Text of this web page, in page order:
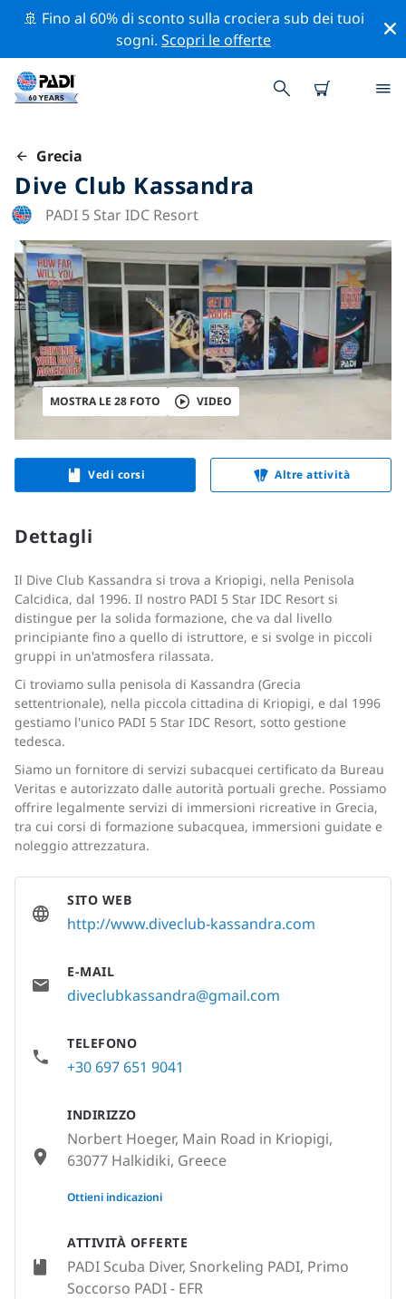
🚢 Fino al 60% di sconto sulla crociera sub dei tuoi
sogni.Scopri le offerte
Grecia
Dive Club Kassandra
PADI 5 Star IDC Resort
MOSTRA LE 28 FOTO VIDEO
Vedi corsi Altre attività
Dettagli
Il Dive Club Kassandra si trova a Kriopigi, nella Penisola
Calcidica, dal 1996. Il nostro PADI 5 Star IDC Resort si
distingue per la solida formazione, che va dal livello
principiante fino a quello di istruttore, e si svolge in piccoli
gruppi in un'atmosfera rilassata.
Ci troviamo sulla penisola di Kassandra (Grecia
settentrionale), nella piccola cittadina di Kriopigi, e dal 1996
gestiamo l'unico PADI 5 Star IDC Resort, sotto gestione
tedesca.
Siamo un fornitore di servizi subacquei certificato da Bureau
Veritas e autorizzato dalle autorità portuali greche. Possiamo
offrire legalmente servizi di immersioni ricreative in Grecia,
tra cui corsi di formazione subacquea, immersioni guidate e
noleggio attrezzatura.
ATTIVITÀ OFFERTE
PADI Scuba Diver, Snorkeling PADI, Primo
Soccorso PADI - EFR
SITO WEB
http://www.diveclub-kassandra.com
E-MAIL
diveclubkassandra@gmail.com
TELEFONO
+30 697 651 9041
INDIRIZZO
Norbert Hoeger, Main Road in Kriopigi,
63077 Halkidiki, Greece
None
Ottieni indicazioni